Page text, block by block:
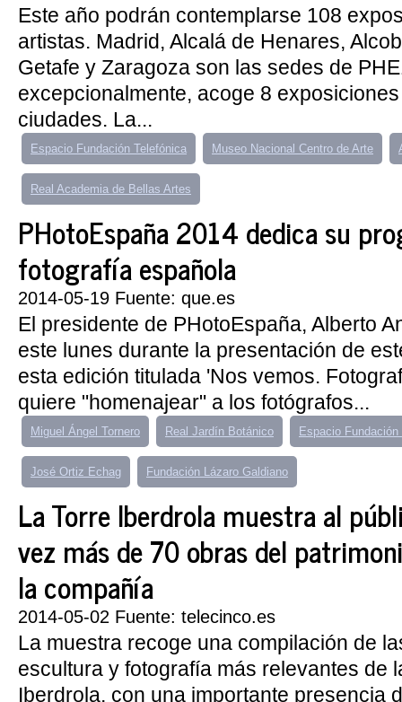
Este año podrán contemplarse 108
artistas. Madrid, Alcalá de Henares,
Getafe y Zaragoza son las sedes de
excepcionalmente, acoge 8
ciudades. La...
Espacio Fundación Telefónica Museo Nacional Centro de Arte
Real Academia de Bellas Artes
PHotoEspaña 2014 dedica su
fotografía española
2014-05-19 Fuente: que.es
El presidente de PHotoEspaña, Alberto
este lunes durante la presentación de
esta edición titulada 'Nos vemos.
quiere "homenajear" a los fotógrafos...
Miguel Ángel Tornero Real Jardín Botánico Espacio Fundación
José Ortiz Echag Fundación Lázaro Galdiano
La Torre Iberdrola muestra al
vez más de 70 obras del
la compañía
2014-05-02 Fuente: telecinco.es
La muestra recoge una compilación de
escultura y fotografía más relevantes de
Iberdrola, con una importante presencia